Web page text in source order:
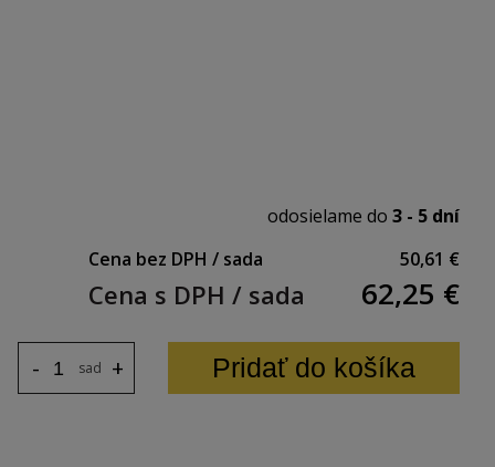
odosielame do 3 - 5 dní
Cena bez DPH / sada
50,61 €
Cena s DPH / sada 62,25 €
sada +
- Pridať do košíka